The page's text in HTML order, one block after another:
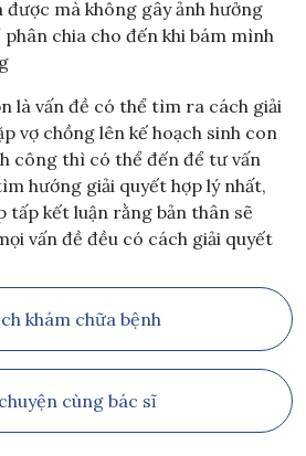
mà không gây ảnh hưởng
chia cho đến khi bám mình
là vấn đề có thể tìm ra cách giải
vợ chồng lên kế hoạch sinh con
công thì có thể đến để tư vấn
hướng giải quyết hợp lý nhất,
tấp kết luận rằng bản thân sẽ
vấn đề đều có cách giải quyết
khám chữa bệnh
cùng bác sĩ